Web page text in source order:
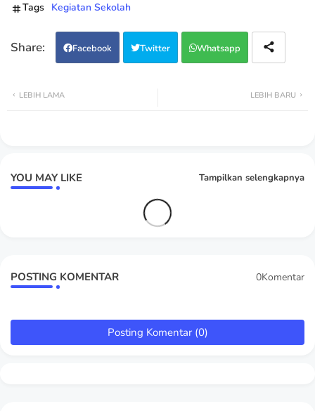
Tags Kegiatan Sekolah
Facebook Twitter Whatsapp
LEBIH BARU
LEBIH LAMA
YOU MAY LIKE Tampilkan selengkapnya
POSTING KOMENTAR 0Komentar
Posting Komentar (0)